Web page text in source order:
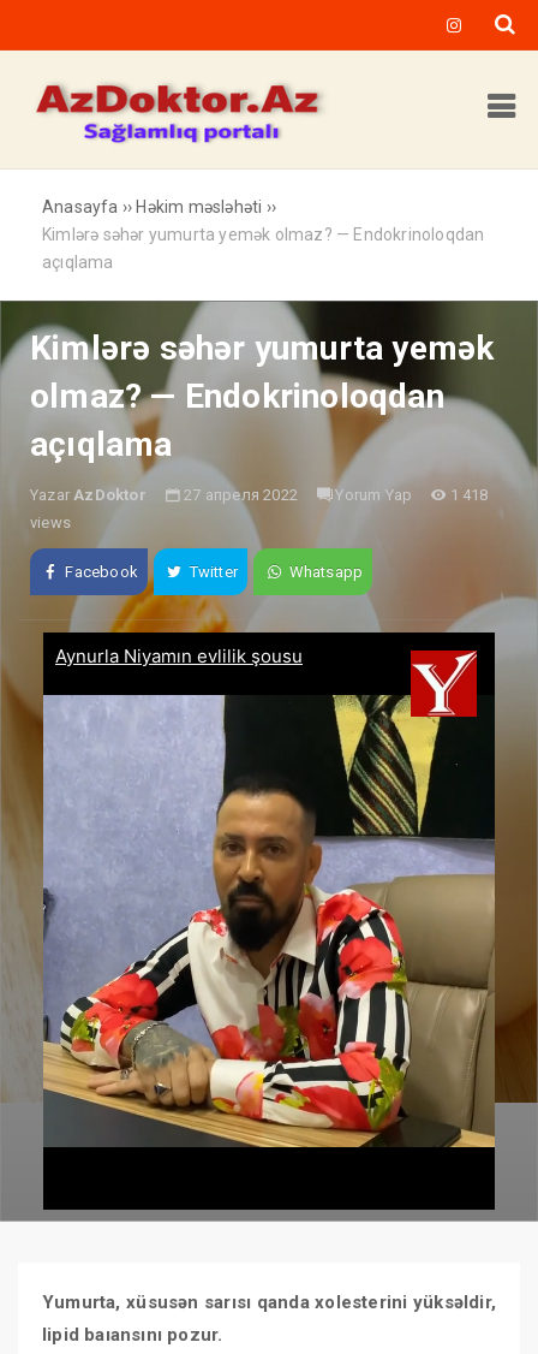
Anasayfa ›› Həkim məsləhəti ››
Kimlərə səhər yumurta yemək olmaz? — Endokrinoloqdan
açıqlama
Kimlərə səhər yumurta yemək
olmaz? — Endokrinoloqdan
açıqlama
Yazar AzDoktor 27 апреля 2022 Yorum Yap
1 418
views
Facebook Twitter Whatsapp
Yumurta, xüsusən sarısı qanda xolesterini yüksəldir,
lipid baıansını pozur.